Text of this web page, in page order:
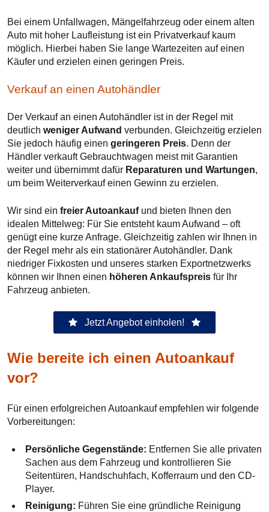
Bei einem Unfallwagen, Mängelfahrzeug oder einem alten
Auto mit hoher Laufleistung ist ein Privatverkauf kaum
möglich. Hierbei haben Sie lange Wartezeiten auf einen
Käufer und erzielen einen geringen Preis.
Verkauf an einen Autohändler
Der Verkauf an einen Autohändler ist in der Regel mit
deutlich weniger Aufwand verbunden. Gleichzeitig erzielen
Sie jedoch häufig einen geringeren Preis. Denn der
Händler verkauft Gebrauchtwagen meist mit Garantien
weiter und übernimmt dafür Reparaturen und Wartungen,
um beim Weiterverkauf einen Gewinn zu erzielen.
Wir sind ein freier Autoankaufund bieten Ihnen den
idealen Mittelweg: Für Sie entsteht kaum Aufwand – oft
genügt eine kurze Anfrage. Gleichzeitig zahlen wir Ihnen in
der Regel mehr als ein stationärer Autohändler. Dank
niedriger Fixkosten und unseres starken Exportnetzwerks
können wir Ihnen einen höheren Ankaufspreis für Ihr
Fahrzeug anbieten.
Jetzt Angebot einholen!
Wie bereite ich einen Autoankauf
vor?
Für einen erfolgreichen Autoankauf empfehlen wir folgende
Vorbereitungen:
Persönliche Gegenstände: Entfernen Sie alle privaten
Sachen aus dem Fahrzeug und kontrollieren Sie
Seitentüren, Handschuhfach, Kofferraum und den CD-
Player.
Reinigung: Führen Sie eine gründliche Reinigung